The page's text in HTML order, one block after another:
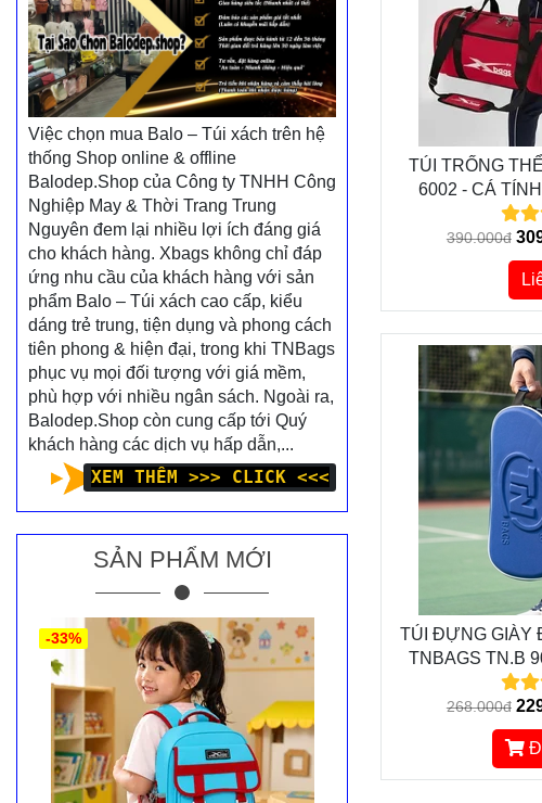
TÚI TRỐNG
6002 - CÁ
390.000đ
TÚI ĐỰNG GIÀY
TNBAGS TN.B
CÙNG BẠN
268.000đ
Việc chọn mua Balo – Túi xách trên hệ
thống Shop online & offline
Balodep.Shop của Công ty TNHH Công
Nghiệp May & Thời Trang Trung
Nguyên đem lại nhiều lợi ích đáng giá
cho khách hàng. Xbags không chỉ đáp
ứng nhu cầu của khách hàng với sản
phẩm Balo – Túi xách cao cấp, kiểu
dáng trẻ trung, tiện dụng và phong cách
tiên phong & hiện đại, trong khi TNBags
phục vụ mọi đối tượng với giá mềm,
phù hợp với nhiều ngân sách. Ngoài ra,
Balodep.Shop còn cung cấp tới Quý
khách hàng các dịch vụ hấp dẫn,...
XEM THÊM >>> CLICK <<<
SẢN PHẨM MỚI
-33%